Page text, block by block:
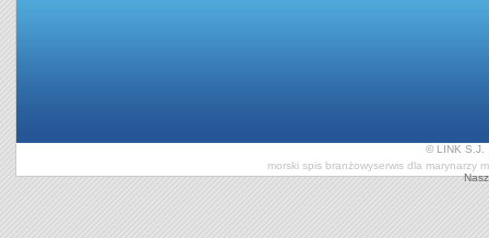
© LINK S.J.
morski spis branżowyserwis dla marynarzy